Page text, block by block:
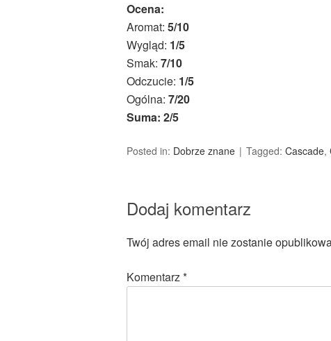
Ocena:
Aromat: 5/10
Wygląd: 1/5
Smak: 7/10
Odczucie: 1/5
Ogólna: 7/20
Suma: 2/5
Posted in: Dobrze znane Tagged: Cascade,
Dodaj komentarz
Twój adres email nie zostanie
Komentarz*